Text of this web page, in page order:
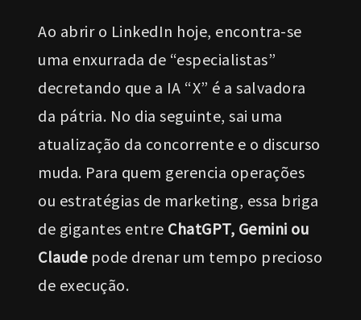
Ao abrir o LinkedIn hoje, encontra-se
uma enxurrada de “especialistas”
decretando que a IA “X” é a salvadora
da pátria. No dia seguinte, sai uma
atualização da concorrente e o discurso
muda. Para quem gerencia operações
ou estratégias de marketing, essa briga
de gigantes entre ChatGPT, Gemini ou
Claudepode drenar um tempo precioso
de execução.